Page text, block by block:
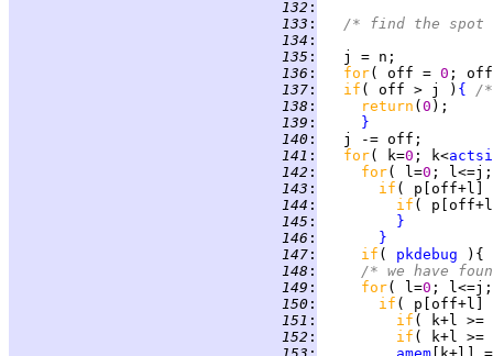
132 :
133 :
/* find the spot
134 :
135 :
136 : for( off = 0 ;
137 : if ( off > j ) {
/
138 : return ( 0
139 :
}
140 :
141 : for( k=0 ; k<
142 : for( l=0 ;
143 : if (
144 : if (
145 :
}
146 :
}
147 : if ( pkdebug ){
148 :
/* we have
149 : for( l=0 ;
150 : if ( p[off+l]
151 : if ( k+l >=
152 : if ( k+l >=